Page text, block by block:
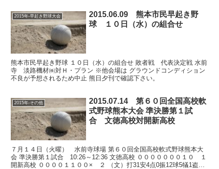
2015年-早起き野球大会
2015.06.09 熊本市民早起き野
球 １０日（水）の組合せ
熊本市民早起き野球 １０日（水）の組合せ 敗者戦 代表決定戦 水前
寺 淡路機材㈱対Ｈ・プラン ※他会場は グラウンドコンディション
不良が予想されるため中止 熊日夕刊で確認下さい。
2015年-その他
2015.07.14 第６０回全国高校軟
式野球熊本大会 準決勝第１試
合 文徳高校対開新高校
７月１４日（火曜） 水前寺球場 第６０回全国高校軟式野球熊本大
会 準決勝第１試合 10:26～12:36 文徳高校 ０００００００１０ １
開新高校 ００００１１００× ２ （文）打31安4点0振12球5犠1盗4